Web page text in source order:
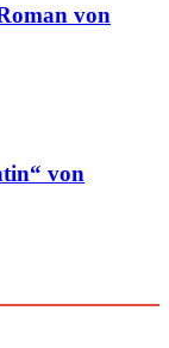
von
von